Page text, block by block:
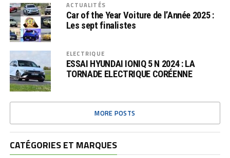
ACTUALITÉS
Car of the Year Voiture de l’Année 2025 :
Les sept finalistes
ELECTRIQUE
ESSAI HYUNDAI IONIQ 5 N 2024 : LA
TORNADE ELECTRIQUE CORÉENNE
MORE POSTS
CATÉGORIES ET MARQUES